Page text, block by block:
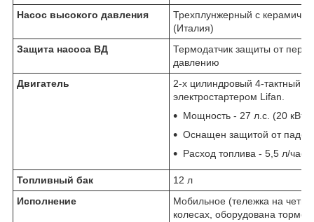
Насос высокого давления
Трехплунжерный с
(Италия)
Защита насоса ВД
Термодатчик защиты от
давлению
Двигатель
2-х цилиндровый 4-тактный
электростартером Lifan.
Мощность - 27 л.с. (20 кВт).
Оснащен защитой от
Расход топлива - 5,5 л/час.
Топливный бак
12 л
Исполнение
Мобильное (тележка на
колесах, оборудована